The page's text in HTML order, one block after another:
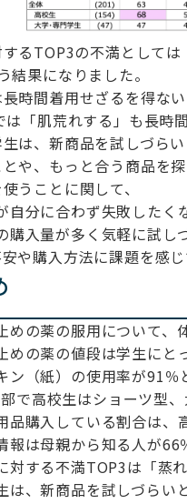
るTOP3の不満として
結果になりました。
時間着用せざるを得な
は「肌荒れする」も長時
は、新商品を試しづら
や、もっと合う商品を
うことに関して、
自分に合わず失敗したく
購入量が多く気軽に試し
や購入方法に課題を感
めの薬の服用について、
めの薬の値段は学生にと
ン（紙）の使用率が91％
で高校生はショーツ型
品購入している割合は、
報は母親から知る人が66
対する不満TOP3は「蒸
は、新商品を試しづらい